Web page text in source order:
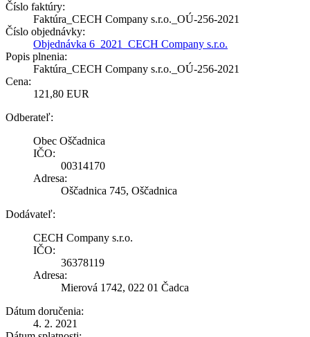
Číslo faktúry:
Faktúra_CECH Company s.r.o._OÚ-256-2021
Číslo objednávky:
Objednávka 6_2021_CECH Company s.r.o.
Popis plnenia:
Faktúra_CECH Company s.r.o._OÚ-256-2021
Cena:
121,80 EUR
Odberateľ:
Obec Oščadnica
IČO:
00314170
Adresa:
Oščadnica 745, Oščadnica
Dodávateľ:
CECH Company s.r.o.
IČO:
36378119
Adresa:
Mierová 1742, 022 01 Čadca
Dátum doručenia:
4. 2. 2021